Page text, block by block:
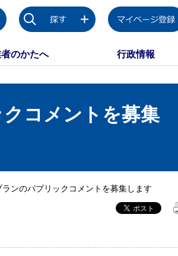
のかたへ 行政情報
コメントを募集
ンのパブリックコメントを募集します